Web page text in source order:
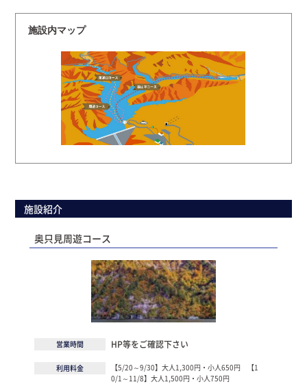
施設内マップ
施設紹介
奥只見周遊コース
営業時間 HP等をご確認下さい
利用料金
【5/20～9/30】大人1,300円・小人650円 【1
0/1～11/8】大人1,500円・小人750円